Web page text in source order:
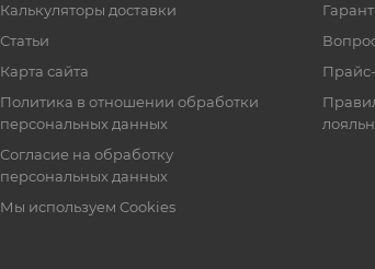
Калькуляторы доставки
Статьи
Карта сайта
Политика в отношении обработки
персональных данных
Согласие на обработку
персональных данных
Мы используем Cookies